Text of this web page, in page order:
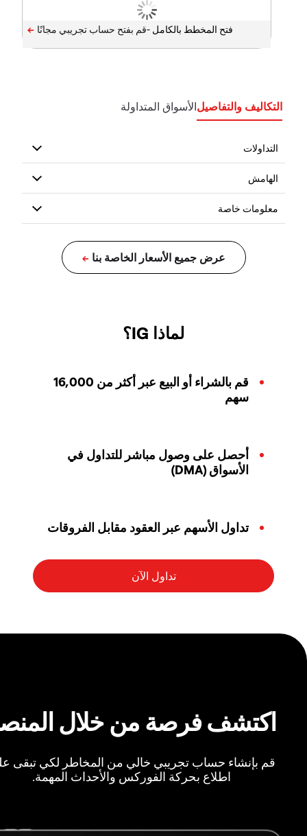
فتح المخطط بالكامل -
التكاليف والتفاصيلالأسواق المتداولة
لماذا IG؟
قم بالشراء أو البيع عبر أكثر من 16,000
سهم
أحصل على وصول مباشر للتداول في
الأسواق (DMA)
تداول الأسهم عبر العقود مقابل الفروقات
اكتشف فرصة من خلال
قم بإنشاء حساب تجريبي خالي من المخاطر لكي تبقى
اطلاع بحركة الفوركس والأحداث المهمة.